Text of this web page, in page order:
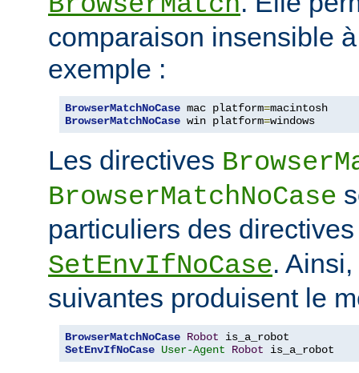
comparaison insensible
exemple :
BrowserMatchNoCase mac platform=
BrowserMatchNoCase win platform=windows
Les directives
BrowserMatchNoCase
particuliers des
SetEnvIfNoCase.
suivantes produisent le
BrowserMatchNoCase Robot
SetEnvIfNoCase User-Agent Robot is_a_robot